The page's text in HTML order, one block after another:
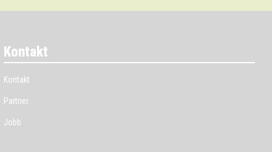
Kontakt
Kontakt
Partner
Jobb